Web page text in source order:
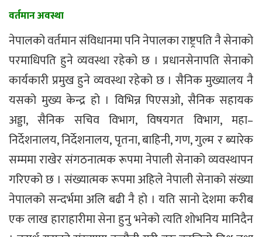
वर्तमान अवस्था
नेपालको वर्तमान संविधानमा पनि नेपालका राष्ट्रपति नै सेनाको
परमाधिपति हुने व्यवस्था रहेको छ । प्रधानसेनापति सेनाको
कार्यकारी प्रमुख हुने व्यवस्था रहेको छ । सैनिक मुख्यालय नै
यसको मुख्य केन्द्र हो । विभिन्न पिएसओ, सैनिक सहायक
अड्डा, सैनिक सचिव विभाग, विषयगत विभाग, महा–
निर्देशनालय, निर्देशनालय, पृतना, बाहिनी, गण, गुल्म र ब्यारेक
सम्ममा राखेर संगठनात्मक रूपमा नेपाली सेनाको व्यवस्थापन
गरिएको छ । संख्यात्मक रूपमा अहिले नेपाली सेनाको संख्या
नेपालको सन्दर्भमा अलि बढी नै हो । यति सानो देशमा करीब
एक लाख हाराहारीमा सेना हुनु भनेको त्यति शोभनिय मानिदैन